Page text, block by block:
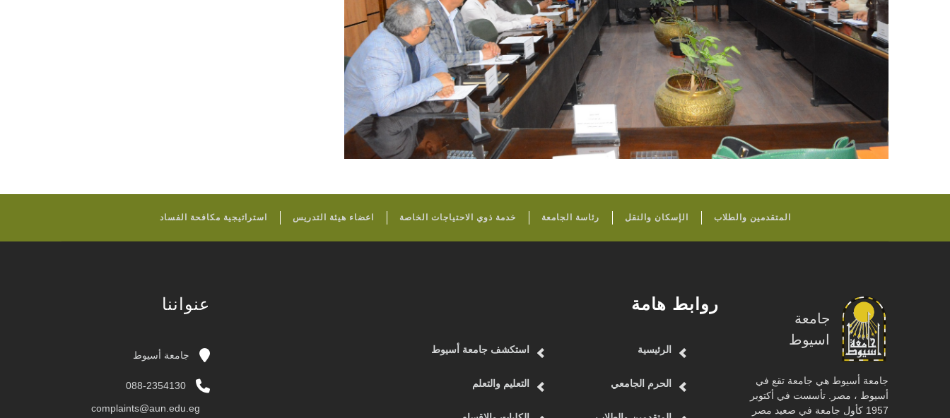
المتقدمين والطلاب الإسكان والنقل رئاسة الجامعة خدمة ذوي الاحتياجات الخاصة اعضاء هيئة التدريس استراتيجية مكافحة الفساد
جامعة
اسيوط
جامعة أسيوط هي جامعة تقع في
أسيوط ، مصر. تأسست في أكتوبر
1957 كأول جامعة في صعيد مصر
روابط هامة
الرئيسية استكشف جامعة أسيوط
الحرم الجامعي التعليم والتعلم
عنواننا
جامعة أسيوط
088-2354130